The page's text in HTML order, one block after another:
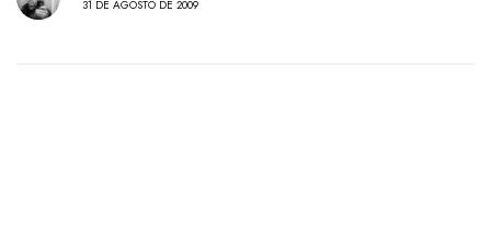
31 DE AGOSTO DE 2009